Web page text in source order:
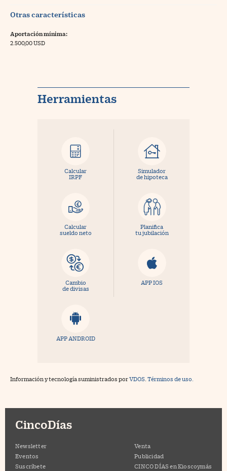
Otras características
Aportación mínima:
2.500,00 USD
Herramientas
Calcular
IRPF
Simulador
de hipoteca
Calcular
sueldo neto
Planifica
tu jubilación
Cambio
de divisas
APP IOS
APP ANDROID
Información y tecnología suministrados porVDOS Términos de uso.
CincoDías
Newsletter
Eventos
Suscríbete
Venta
Publicidad
CINCO DÍAS en Kioscoymás